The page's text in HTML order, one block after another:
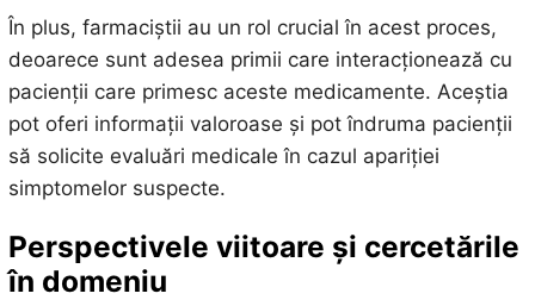
În plus, farmaciștii au un rol crucial în acest proces,
deoarece sunt adesea primii care interacționează cu
pacienții care primesc aceste medicamente. Aceștia
pot oferi informații valoroase și pot îndruma pacienții
să solicite evaluări medicale în cazul apariției
simptomelor suspecte.
Perspectivele viitoare și cercetările
în domeniu